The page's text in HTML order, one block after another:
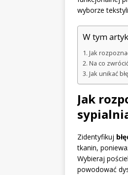
wyborze
W tym
Jak
Na co
Jak unikać
Jak
Zidentyfikuj
tkanin,
Wybieraj
powodować